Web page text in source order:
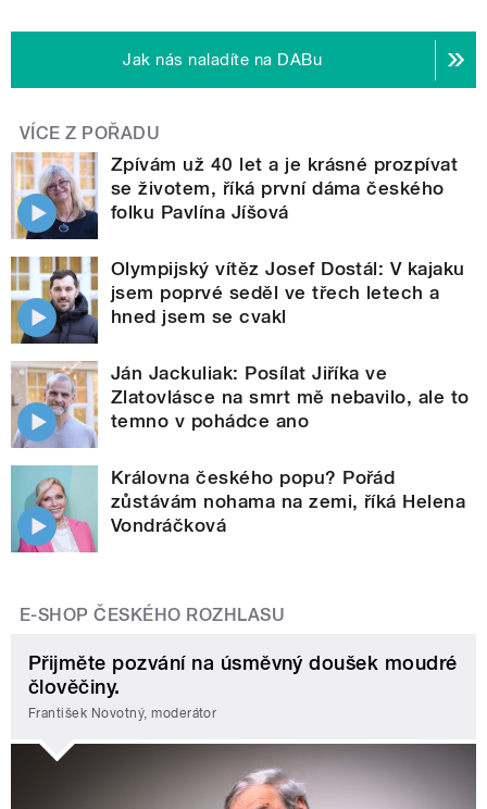
Jak nás naladíte na DABu
VÍCE Z POŘADU
Zpívám už 40 let a je krásné prozpívat
se životem, říká první dáma českého
folku Pavlína Jíšová
Olympijský vítěz Josef Dostál: V kajaku
jsem poprvé seděl ve třech letech a
hned jsem se cvakl
Ján Jackuliak: Posílat Jiříka ve
Zlatovlásce na smrt mě nebavilo, ale to
temno v pohádce ano
Královna českého popu? Pořád
zůstávám nohama na zemi, říká Helena
Vondráčková
E-SHOP ČESKÉHO ROZHLASU
Přijměte pozvání na úsměvný doušek moudré
člověčiny.
František Novotný, moderátor